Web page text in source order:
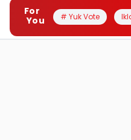
For
You
# Yuk Vote